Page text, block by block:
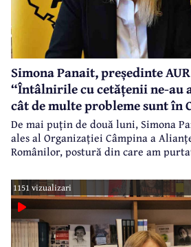
Simona Panait, președinte
“Întâlnirile cu cetățenii ne-au
cât de multe probleme sunt în
De mai puțin de două luni, Simona
ales al Organizației Câmpina a
Românilor, postură din care am
formațiuni politice.
1151 vizualizari